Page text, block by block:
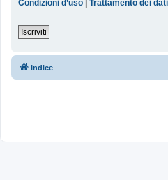
Condizioni d’uso | Trattamento dei
Iscriviti
Indice